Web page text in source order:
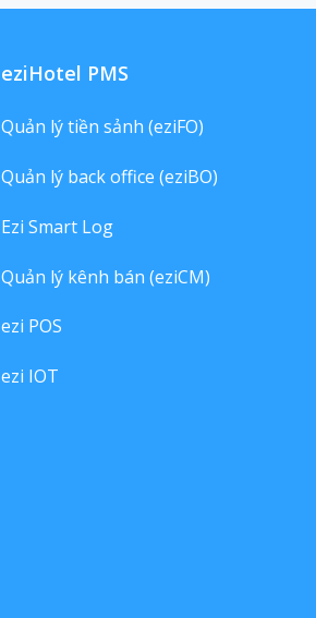
eziHotel PMS
Quản lý tiền sảnh (eziFO)
Quản lý back office (eziBO)
Ezi Smart Log
Quản lý kênh bán (eziCM)
ezi POS
ezi IOT